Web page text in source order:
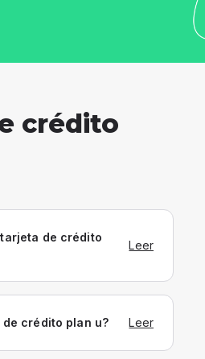
crédito
de crédito
Leer
crédito plan u? Leer